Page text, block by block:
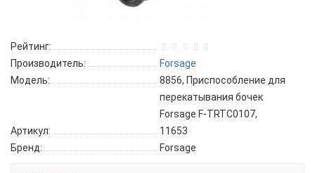
Рейтинг:
Производитель:
Forsage
Модель:
8856, Приспособление для
перекатывания бочек
Forsage F-TRTC0107,
Артикул:
11653
Бренд:
Forsage